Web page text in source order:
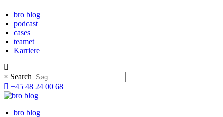
bro blog
podcast
cases
teamet
Karriere
× Search
+45 48 24 00 68
bro blog